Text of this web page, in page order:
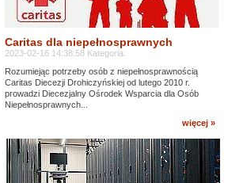
Caritas dla niepełnosprawnych
2023-02-16 14:38:58 Kategoria:
Rozumiejąc potrzeby osób z niepełnosprawnością
Caritas Diecezji Drohiczyńskiej od lutego 2010 r.
prowadzi Diecezjalny Ośrodek Wsparcia dla Osób
Niepełnosprawnych...
więcej »